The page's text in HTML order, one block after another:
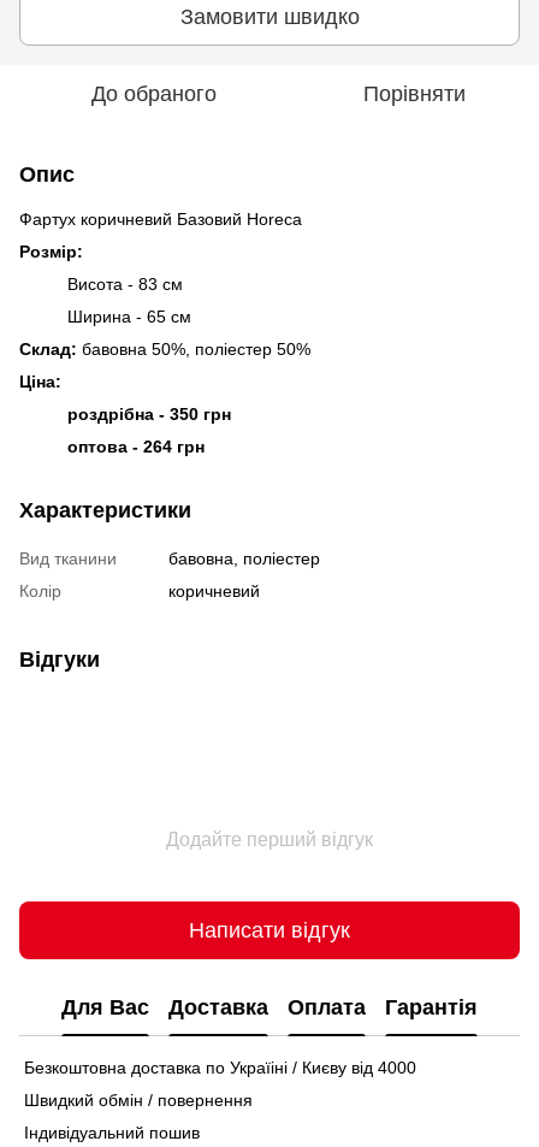
Замовити швидко
До обраного Порівняти
Опис
Фартух коричневий Базовий Horeca
Розмір:
Висота - 83 см
Ширина - 65 см
Склад: бавовна 50%, поліестер 50%
Ціна:
роздрібна - 350 грн
оптова - 264 грн
Характеристики
Вид тканини
бавовна, поліестер
Колір
коричневий
Відгуки
Додайте перший відгук
Написати відгук
Для Вас Доставка Оплата Гарантія
Безкоштовна доставка по Україіні / Києву від 4000
Швидкий обмін / повернення
Індивідуальний пошив